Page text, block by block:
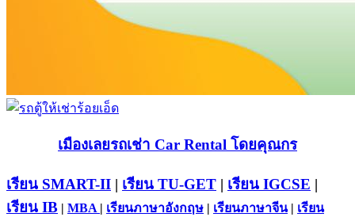
เมืองเลยรถเช่า Car Rental โดยคุณกร
เรียน SMART-II | เรียน TU-GET | เรียน IGCSE |
เรียน IB | MBA | เรียนภาษาอังกฤษ | เรียนภาษาจีน| เรียน